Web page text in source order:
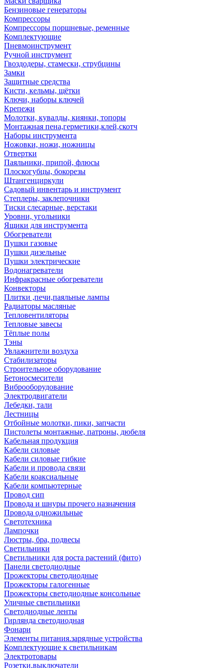
Бензиновые генераторы
Компрессоры
Компрессоры поршневые, ременные
Комплектующие
Пневмоинструмент
Ручной инструмент
Гвоздодеры, стамески, струбцины
Замки
Защитные средства
Кисти, кельмы, щётки
Ключи, наборы ключей
Крепежи
Молотки, кувалды, киянки, топоры
Монтажная пена,герметики,клей,скотч
Наборы инструмента
Ножовки, ножи, ножницы
Отвертки
Паяльники, припой, флюсы
Плоскогубцы, бокорезы
Штангенциркули
Садовый инвентарь и инструмент
Степлеры, заклепочники
Тиски слесарные, верстаки
Уровни, угольники
Ящики для инструмента
Обогреватели
Пушки газовые
Пушки дизельные
Пушки электрические
Водонагреватели
Инфракрасные обогреватели
Конвекторы
Плитки ,печи,паяльные лампы
Радиаторы масляные
Тепловентиляторы
Тепловые завесы
Тёплые полы
Тэны
Увлажнители воздуха
Стабилизаторы
Строительное оборудование
Бетоносмесители
Виброоборудование
Электродвигатели
Лебедки, тали
Лестницы
Отбойные молотки, пики, запчасти
Пистолеты монтажные, патроны, дюбеля
Кабельная продукция
Кабели силовые
Кабели силовые гибкие
Кабели и провода связи
Кабели коаксиальные
Кабели компьютерные
Провод сип
Провода и шнуры прочего назначения
Провода одножильные
Светотехника
Лампочки
Люстры, бра, подвесы
Светильники
Светильники для роста растений (фито)
Панели светодиодные
Прожекторы светодиодные
Прожекторы галогенные
Прожекторы светодиодные консольные
Уличные светильники
Светодиодные ленты
Гирлянда светодиодная
Фонари
Элементы питания.зарядные устройства
Комплектующие к светильникам
Электротовары
Розетки,выключатели